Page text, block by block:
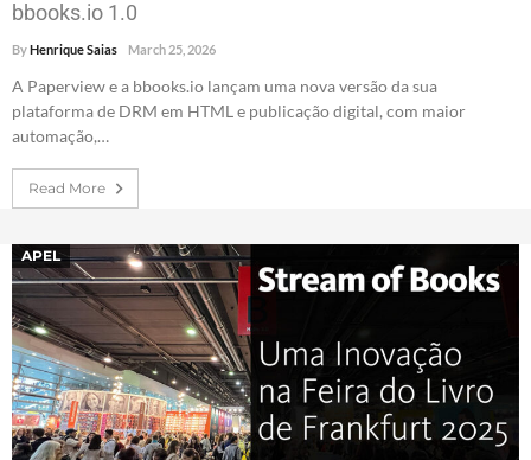
bbooks.io 1.0
ByHenrique Saias March 25, 2026
A Paperview e a bbooks.io lançam uma nova versão da sua
plataforma de DRM em HTML e publicação digital, com maior
automação,…
Read More
APEL